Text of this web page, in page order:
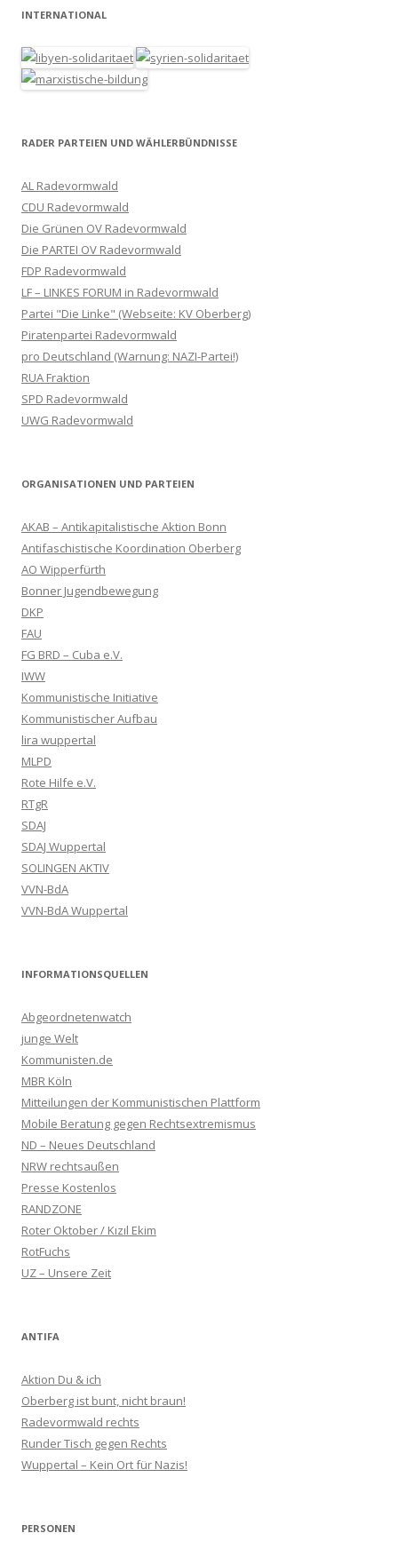
INTERNATIONAL
RADER PARTEIEN UND WÄHLERBÜNDNISSE
AL Radevormwald
CDU Radevormwald
Die Grünen OV Radevormwald
Die PARTEI OV Radevormwald
FDP Radevormwald
LF – LINKES FORUM in Radevormwald
Partei "Die Linke" (Webseite: KV Oberberg)
Piratenpartei Radevormwald
pro Deutschland (Warnung: NAZI-Partei!)
RUA Fraktion
SPD Radevormwald
UWG Radevormwald
ORGANISATIONEN UND PARTEIEN
AKAB – Antikapitalistische Aktion Bonn
Antifaschistische Koordination Oberberg
AO Wipperfürth
Bonner Jugendbewegung
DKP
FAU
FG BRD – Cuba e.V.
IWW
Kommunistische Initiative
Kommunistischer Aufbau
lira wuppertal
MLPD
Rote Hilfe e.V.
RTgR
SDAJ
SDAJ Wuppertal
SOLINGEN AKTIV
VVN-BdA
VVN-BdA Wuppertal
INFORMATIONSQUELLEN
Abgeordnetenwatch
junge Welt
Kommunisten.de
MBR Köln
Mitteilungen der Kommunistischen Plattform
Mobile Beratung gegen Rechtsextremismus
ND – Neues Deutschland
NRW rechtsaußen
Presse Kostenlos
RANDZONE
Roter Oktober / Kızıl Ekim
RotFuchs
UZ – Unsere Zeit
ANTIFA
Aktion Du & ich
Oberberg ist bunt, nicht braun!
Radevormwald rechts
Runder Tisch gegen Rechts
Wuppertal – Kein Ort für Nazis!
PERSONEN